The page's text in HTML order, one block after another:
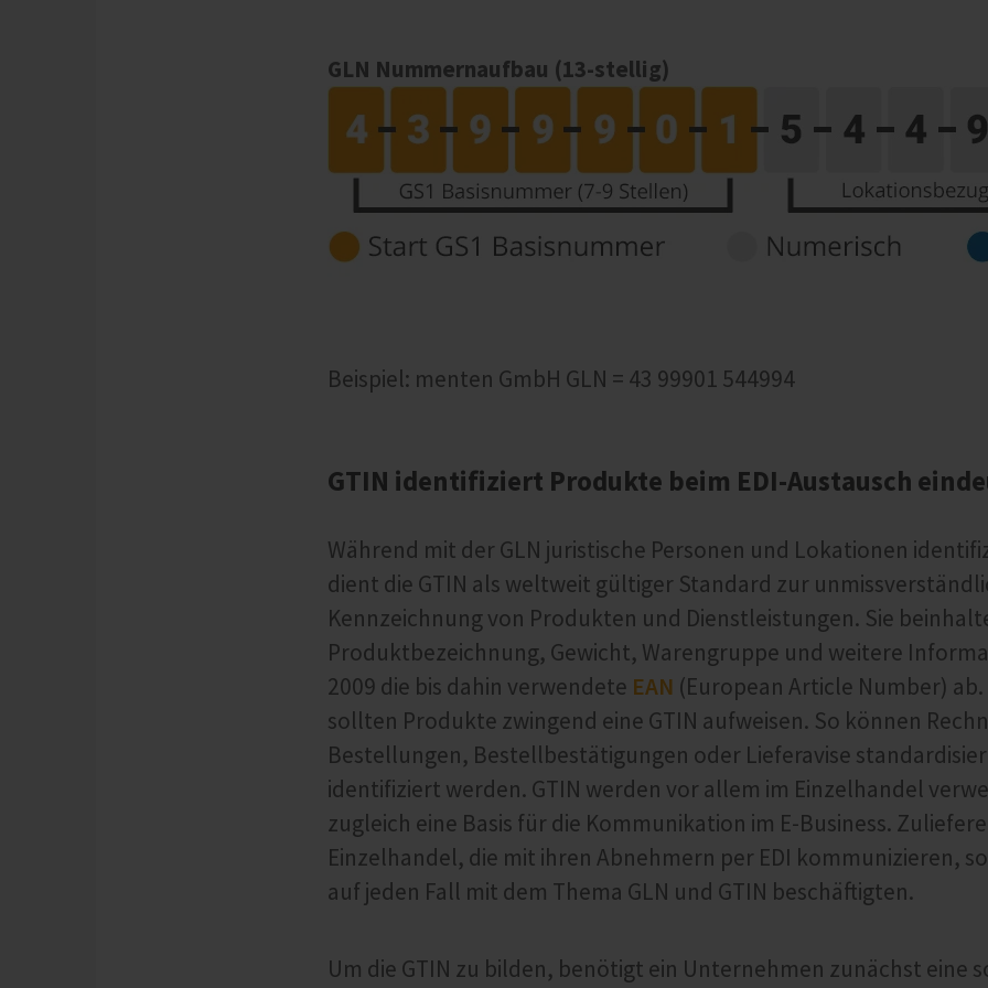
GLN Nummernaufbau (13-stellig)
Beispiel: menten GmbH GLN = 43 99901 544994
GTIN identifiziert Produkte beim EDI-Austausch
Während mit der GLN juristische Personen und Lokationen
dient die GTIN als weltweit gültiger Standard zur
Kennzeichnung von Produkten und Dienstleistungen. Sie
Produktbezeichnung, Gewicht, Warengruppe und weitere
2009 die bis dahin verwendete EAN (European Article Number)
sollten Produkte zwingend eine GTIN aufweisen. So können
Bestellungen, Bestellbestätigungen oder Lieferavise
identifiziert werden. GTIN werden vor allem im Einzelhandel
zugleich eine Basis für die Kommunikation im E-Business.
Einzelhandel, die mit ihren Abnehmern per EDI kommunizieren,
auf jeden Fall mit dem Thema GLN und GTIN beschäftigten.
Um die GTIN zu bilden, benötigt ein Unternehmen zunächst eine